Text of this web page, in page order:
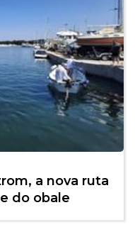
a nova ruta
do obale